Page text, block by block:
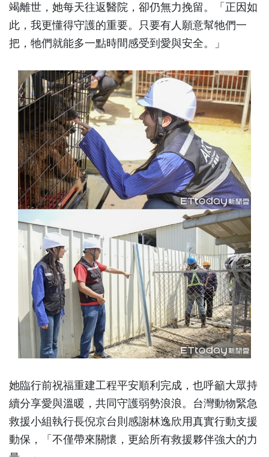
竭離世，她每天往返醫院，卻仍無力挽留。「正因如
此，我更懂得守護的重要。只要有人願意幫牠們一
把，牠們就能多一點時間感受到愛與安全。」
她臨行前祝福重建工程平安順利完成，也呼籲大眾持
續分享愛與溫暖，共同守護弱勢浪浪。台灣動物緊急
救援小組執行長倪京台則感謝林逸欣用真實行動支援
動保，「不僅帶來關懷，更給所有救援夥伴強大的力